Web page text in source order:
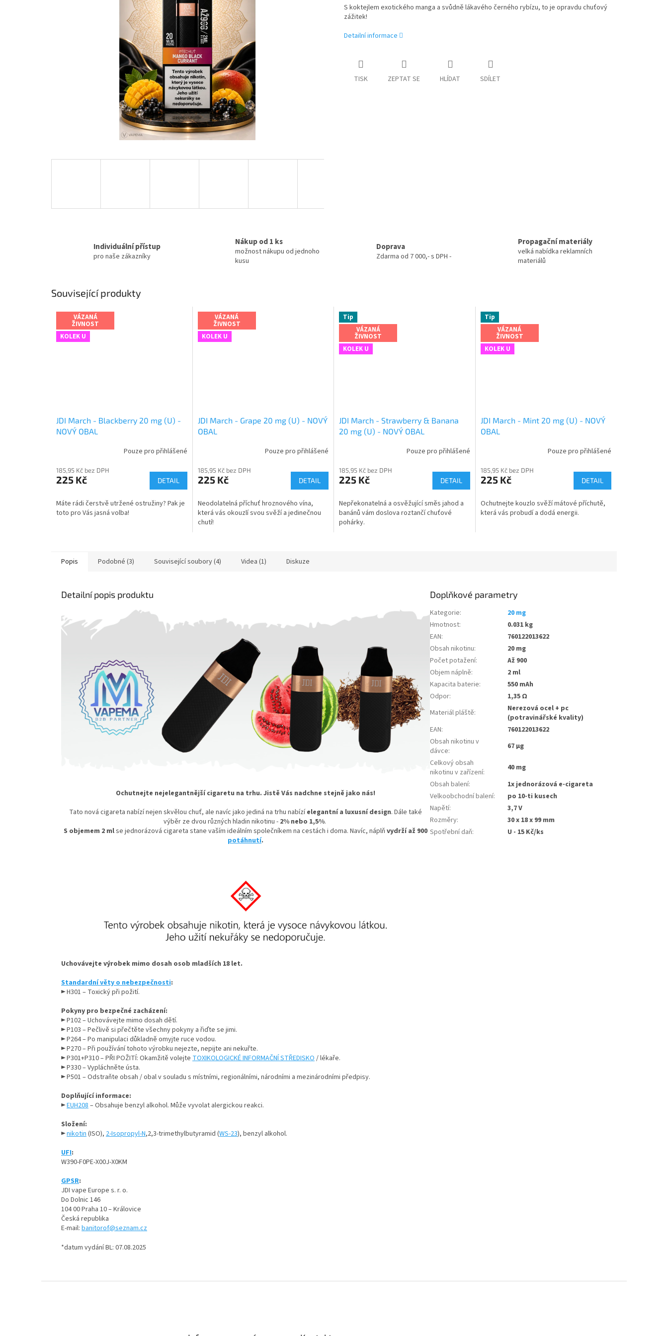
S koktejlem exotického manga a svůdně lákavého černého rybízu, to je opravdu chuťový
zážitek!
Detailní informace
TISK ZEPTAT SE HLÍDAT SDÍLET
Individuální přístup
pro naše zákazníky
Nákup od 1 ks
možnost nákupu od jednoho
kusu
Doprava
Zdarma od 7 000,- s DPH -
Propagační materiály
velká nabídka reklamních
materiálů
Související produkty
VÁZANÁ
ŽIVNOST
KOLEK U
JDI March - Blackberry 20 mg (U) -
NOVÝ OBAL
Pouze pro přihlášené
185,95 Kč bez DPH
225 Kč DETAIL
Máte rádi čerstvě utržené ostružiny? Pak je
toto pro Vás jasná volba!
VÁZANÁ
ŽIVNOST
KOLEK U
JDI March - Grape 20 mg (U) - NOVÝ
OBAL
Pouze pro přihlášené
185,95 Kč bez DPH
225 Kč DETAIL
Neodolatelná příchuť hroznového vína,
která vás okouzlí svou svěží a jedinečnou
chutí!
Tip
VÁZANÁ
ŽIVNOST
KOLEK U
JDI March - Strawberry & Banana
20 mg (U) - NOVÝ OBAL
Pouze pro přihlášené
185,95 Kč bez DPH
225 Kč DETAIL
Nepřekonatelná a osvěžující směs jahod a
banánů vám doslova roztančí chuťové
pohárky.
Tip
VÁZANÁ
ŽIVNOST
KOLEK U
JDI March - Mint 20 mg (U) - NOVÝ
OBAL
produktu
je
z
5
hvězdiček.
Pouze pro přihlášené
185,95 Kč bez DPH
225 Kč DETAIL
Ochutnejte kouzlo svěží mátové příchutě,
která vás probudí a dodá energii.
Popis Podobné (3) Související soubory (4) Videa (1) Diskuze
Detailní popis produktu
Ochutnejte nejelegantnější cigaretu na trhu. Jistě Vás nadchne stejně jako nás!
Tato nová cigareta nabízí nejen skvělou chuť, ale navíc jako jediná na trhu nabízíelegantní a luxusní design. Dále také
výběr ze dvou různých hladin nikotinu - 2% nebo 1,5%.
S objemem 2 mlse jednorázová cigareta stane vaším ideálním společníkem na cestách i doma. Navíc, náplň vydrží až 900
potáhnutí.
Uchovávejte výrobek mimo dosah osob mladších 18 let.
Standardní věty o nebezpečnosti:
► H301 – Toxický při požití.
Pokyny pro bezpečné zacházení:
► P102 – Uchovávejte mimo dosah dětí.
► P103 – Pečlivě si přečtěte všechny pokyny a řiďte se jimi.
► P264 – Po manipulaci důkladně omyjte ruce vodou.
► P270 – Při používání tohoto výrobku nejezte, nepijte ani nekuřte.
► P301+P310 – PŘI POŽITÍ: Okamžitě volejte TOXIKOLOGICKÉ INFORMAČNÍ STŘEDISKO/ lékaře.
► P330 – Vypláchněte ústa.
► P501 – Odstraňte obsah / obal v souladu s místními, regionálními, národními a mezinárodními předpisy.
Doplňující informace:
►EUH208– Obsahuje benzyl alkohol. Může vyvolat alergickou reakci.
Složení:
►nikotin(ISO), 2-Isopropyl-N,2,3-trimethylbutyramid (WS-23), benzyl alkohol.
UFI:
W390-F0PE-X00J-X0KM
GPSR:
JDI vape Europe s. r. o.
Do Dolnic 146
104 00 Praha 10 – Královice
Česká republika
E-mail: banitorof@seznam.cz
*datum vydání BL: 07.08.2025
Doplňkové parametry
Kategorie:
20 mg
Hmotnost:
0.031 kg
EAN:
760122013622
Obsah nikotinu:
20 mg
Počet potažení:
Až 900
Objem náplně:
2 ml
Kapacita baterie:
550 mAh
Odpor:
1,35 Ω
Materiál pláště:
Nerezová ocel + pc
(potravinářské kvality)
EAN:
760122013622
Obsah nikotinu v
dávce:
67 µg
Celkový obsah
nikotinu v zařízení:
40 mg
Obsah balení:
1x jednorázová e-cigareta
Velkoobchodní balení:
po 10-ti kusech
Napětí:
3,7 V
Rozměry:
30 x 18 x 99 mm
Spotřební daň: U - 15 Kč/ks